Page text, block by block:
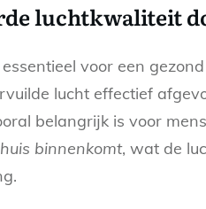
luchtkwaliteit
voor een
lucht effectief
belangrijk is voor
binnenkomt, wat de